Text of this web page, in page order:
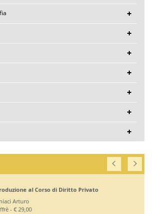
al Corso di Diritto Privato
Arturo
- € 29,00